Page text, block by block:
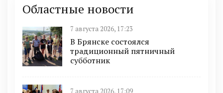
Областные новости
7 августа 2026, 17:23
В Брянске состоялся
традиционный пятничный
субботник